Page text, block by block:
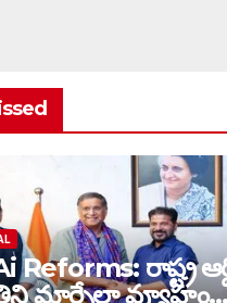
Reforms: రాష్ట్ర
మార్చేలా వ్యూహం…